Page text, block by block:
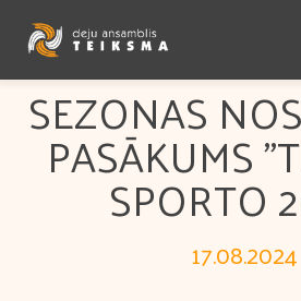
SEZONAS
PASĀKUMS
SPORTO
17.08.2024